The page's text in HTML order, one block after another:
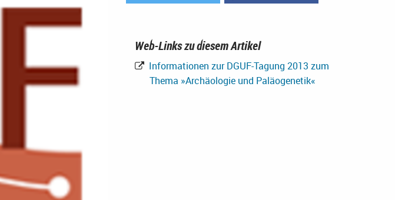
Web-Links zu diesem Artikel
Informationen zur DGUF-Tagung 2013 zum
Thema »Archäologie und Paläogenetik«